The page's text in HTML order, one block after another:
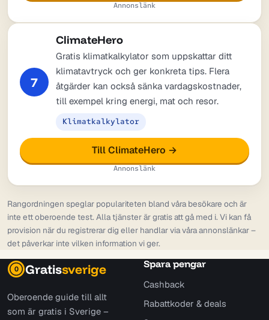
Annonslänk
7
ClimateHero
Gratis klimatkalkylator som uppskattar ditt
klimatavtryck och ger konkreta tips. Flera
åtgärder kan också sänka vardagskostnader,
till exempel kring energi, mat och resor.
Klimatkalkylator
Till ClimateHero →
Annonslänk
Rangordningen speglar populariteten bland våra besökare och är
inte ett oberoende test. Alla tjänster är gratis att gå med i. Vi kan få
provision när du registrerar dig eller handlar via våra annonslänkar –
det påverkar inte vilken information vi ger.
0 Gratissverige
Oberoende guide till allt
som är gratis i Sverige –
Spara pengar
Cashback
Rabattkoder & deals